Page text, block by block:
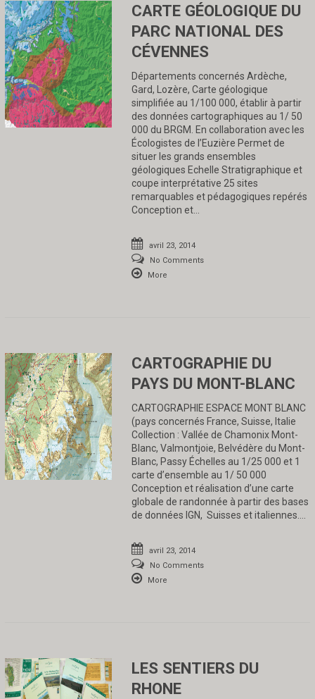
CARTE GÉOLOGIQUE DU
PARC NATIONAL DES
CÉVENNES
Départements concernés Ardèche,
Gard, Lozère, Carte géologique
simplifiée au 1/100 000, établir à partir
des données cartographiques au 1/ 50
000 du BRGM. En collaboration avec les
Écologistes de l’Euzière Permet de
situer les grands ensembles
géologiques Echelle Stratigraphique et
coupe interprétative 25 sites
remarquables et pédagogiques repérés
Conception et…
avril 23, 2014
No Comments
More
CARTOGRAPHIE DU
PAYS DU MONT-BLANC
CARTOGRAPHIE ESPACE MONT BLANC
(pays concernés France, Suisse, Italie
Collection : Vallée de Chamonix Mont-
Blanc, Valmontjoie, Belvédère du Mont-
Blanc, Passy Échelles au 1/25 000 et 1
carte d’ensemble au 1/ 50 000
Conception et réalisation d’une carte
globale de randonnée à partir des bases
de données IGN, Suisses et italiennes….
avril 23, 2014
No Comments
More
LES SENTIERS DU
RHONE